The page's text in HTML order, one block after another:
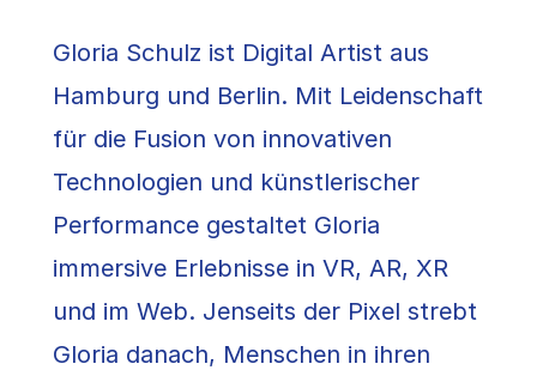
Gloria Schulz ist Digital Artist aus
Hamburg und Berlin. Mit Leidenschaft
für die Fusion von innovativen
Technologien und künstlerischer
Performance gestaltet Gloria
immersive Erlebnisse in VR, AR, XR
und im Web. Jenseits der Pixel strebt
Gloria danach, Menschen in ihren